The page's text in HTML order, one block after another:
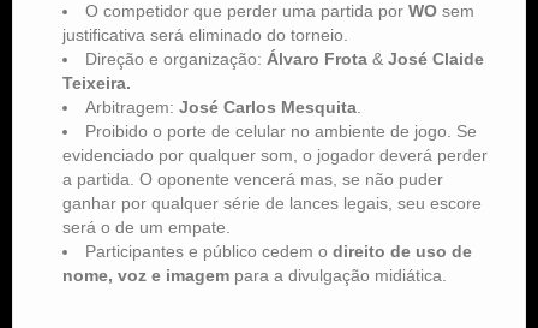
O competidor que perder uma partida por WO sem
justificativa será eliminado do torneio.
Direção e organização: Álvaro Frota & José Claide
Teixeira.
Arbitragem: José Carlos Mesquita
Proibido o porte de celular no ambiente de jogo. Se
evidenciado por qualquer som, o jogador deverá perder
a partida. O oponente vencerá mas, se não puder
ganhar por qualquer série de lances legais, seu escore
será o de um empate.
Participantes e público cedem o direito de uso de
nome, voz e imagem para a divulgação midiática.